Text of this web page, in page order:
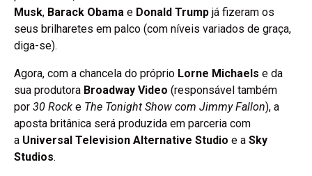
Musk, Barack Obama e Donald Trump já fizeram os
seus brilharetes em palco (com níveis variados de graça,
diga-se).
Agora, com a chancela do próprio Lorne Michaels e da
sua produtora Broadway Video (responsável também
por 30 Rock e The Tonight Show com Jimmy Fallon), a
aposta britânica será produzida em parceria com
a Universal Television Alternative Studio e a Sky
Studios.